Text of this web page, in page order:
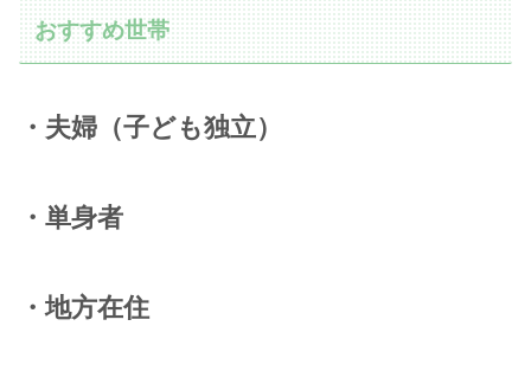
おすすめ世帯
・夫婦（子ども独立）
・単身者
・地方在住